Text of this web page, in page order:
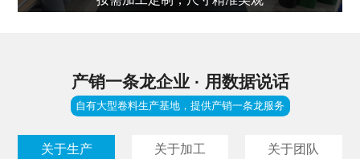
产销一条龙企业 · 用数据说话
自有大型卷料生产基地，提供产销一条龙服务
关于生产 关于加工 关于团队